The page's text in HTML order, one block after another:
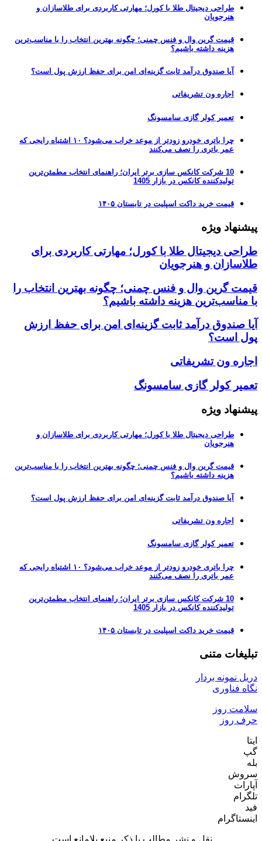
طراحی دیجیتال طلا با کورل؛ مهارتی کاربردی برای طلاسازان و
هنرجویان
قیمت گرین وال و فنس چمنی؛ چگونه بهترین انتخاب را با مناسب‌ترین
هزینه داشته باشیم؟
آیا صندوق درآمد ثابت گزینه‌ای امن برای حفظ ارزش پول است؟
اجاره ون تشریفاتی
تعمیر کولر گازی سامسونگ
چرا باتری خودرو زودتر از موعد خراب می‌شود؟ ۱۰ اشتباه رایجی که
عمر باتری را نصف می‌کنند
10 شرکت کانکس سازی برتر ایران؛ راهنمای انتخاب مطمئن‌ترین
تولیدکننده کانکس در بازار 1405
قیمت خرید داکت اسپلیت در تابستان ۱۴۰۵
پیشنهاد ویژه
طراحی دیجیتال طلا با کورل؛ مهارتی کاربردی برای
طلاسازان و هنرجویان
قیمت گرین وال و فنس چمنی؛ چگونه بهترین انتخاب را
با مناسب‌ترین هزینه داشته باشیم؟
آیا صندوق درآمد ثابت گزینه‌ای امن برای حفظ ارزش
پول است؟
اجاره ون تشریفاتی
تعمیر کولر گازی سامسونگ
پیشنهاد ویژه
طراحی دیجیتال طلا با کورل؛ مهارتی کاربردی برای طلاسازان و
هنرجویان
قیمت گرین وال و فنس چمنی؛ چگونه بهترین انتخاب را با مناسب‌ترین
هزینه داشته باشیم؟
آیا صندوق درآمد ثابت گزینه‌ای امن برای حفظ ارزش پول است؟
اجاره ون تشریفاتی
تعمیر کولر گازی سامسونگ
چرا باتری خودرو زودتر از موعد خراب می‌شود؟ ۱۰ اشتباه رایجی که
عمر باتری را نصف می‌کنند
10 شرکت کانکس سازی برتر ایران؛ راهنمای انتخاب مطمئن‌ترین
تولیدکننده کانکس در بازار 1405
قیمت خرید داکت اسپلیت در تابستان ۱۴۰۵
تبلیغات متنی
دریل نمونه بردار
نگاه فناوری
سلامت روز
حرف روز
ایتا
گپ
بله
سروش
آپارات
تلگرام
فید
اینستاگرام
نقل و نشر مطالب با ذکر منبع بلامانع است.